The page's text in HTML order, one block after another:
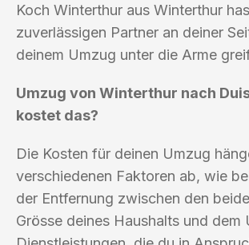
Koch Winterthur aus Winterthur
zuverlässigen Partner an deiner
deinem Umzug unter die Arme
Umzug von Winterthur nach
kostet das?
Die Kosten für deinen Umzug
verschiedenen Faktoren ab, wie
der Entfernung zwischen den
Grösse deines Haushalts und dem